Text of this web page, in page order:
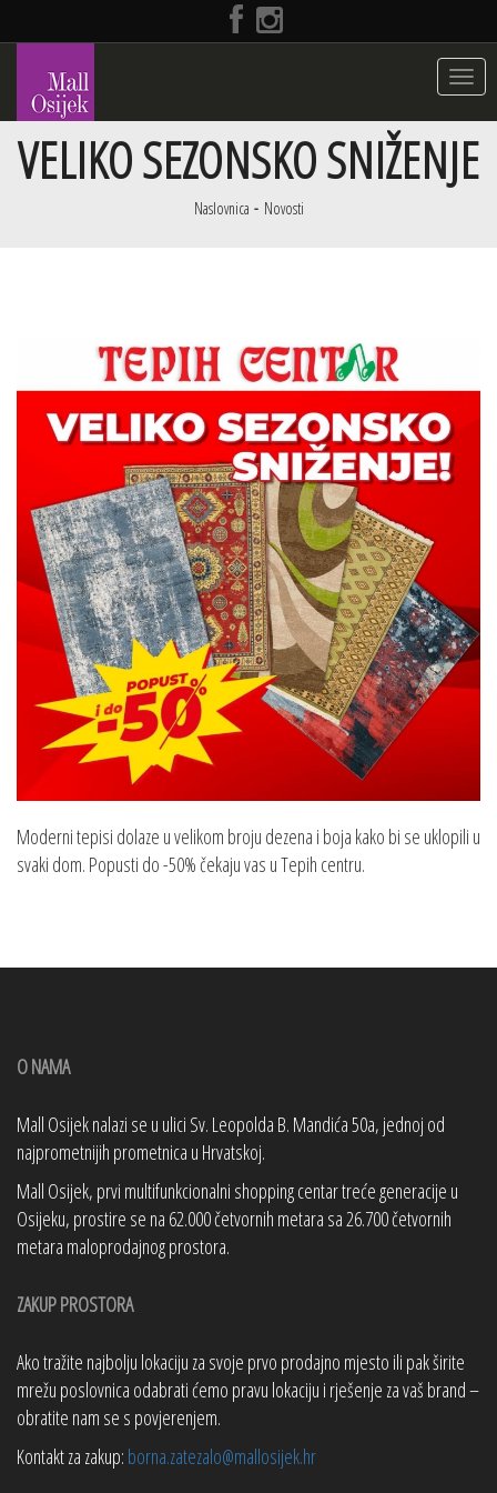
Toggle
VELIKO SEZONSKO SNIŽENJE
Naslovnica Novosti
Moderni tepisi dolaze u velikom broju dezena i boja kako bi se uklopili u
svaki dom. Popusti do -50% čekaju vas u Tepih centru.
O NAMA
Mall Osijek nalazi se u ulici Sv. Leopolda B. Mandića 50a, jednoj od
najprometnijih prometnica u Hrvatskoj.
Mall Osijek, prvi multifunkcionalni shopping centar treće generacije u
Osijeku, prostire se na 62.000 četvornih metara sa 26.700 četvornih
metara maloprodajnog prostora.
ZAKUP PROSTORA
Ako tražite najbolju lokaciju za svoje prvo prodajno mjesto ili pak širite
mrežu poslovnica odabrati ćemo pravu lokaciju i rješenje za vaš brand –
obratite nam se s povjerenjem.
Kontakt za zakup: borna.zatezalo@mallosijek.hr